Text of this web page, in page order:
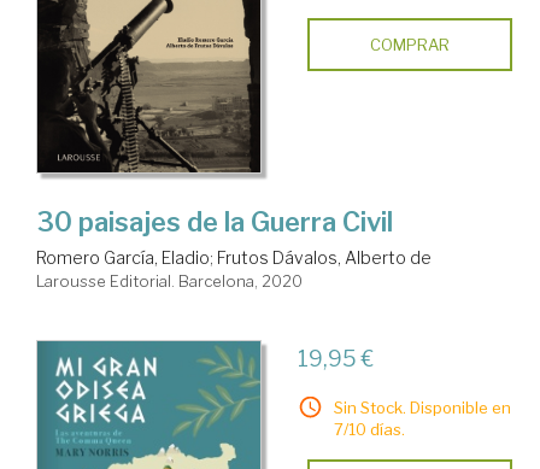
COMPRAR
30 paisajes de la Guerra Civil
Romero García, Eladio; Frutos Dávalos, Alberto de
Larousse Editorial. Barcelona, 2020
19,95 €
Sin Stock. Disponible en
7/10 días.